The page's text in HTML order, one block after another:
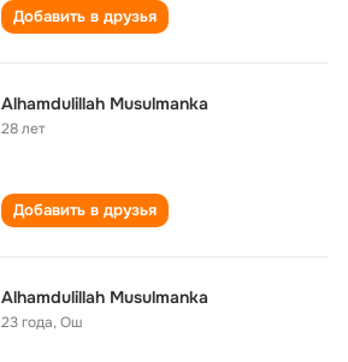
Добавить в друзья
Alhamdulillah Musulmanka
28 лет
Добавить в друзья
Alhamdulillah Musulmanka
23 года,Ош